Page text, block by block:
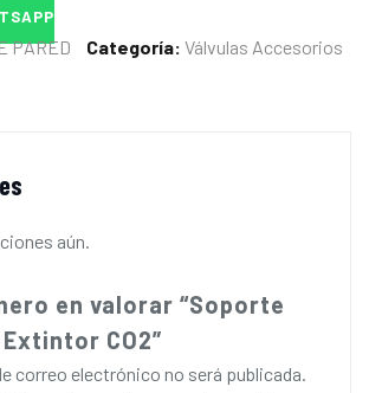
PARED Categoría: Válvulas Accesorios
aún.
en valorar “Soporte
CO2”
correo electrónico no será publicada.